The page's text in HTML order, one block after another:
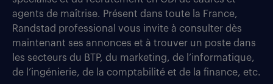
agents de maîtrise. Présent dans toute la France,
Randstad professional vous invite à consulter dès
maintenant ses annonces et à trouver un poste dans
les secteurs du BTP, du marketing, de l’informatique,
de l’ingénierie, de la comptabilité et de la finance, etc.